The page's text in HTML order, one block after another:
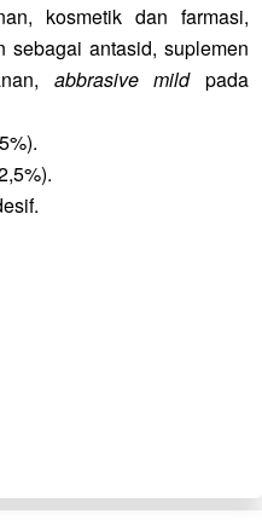
, kosmetik dan farmasi,
sebagai antasid, suplemen
abbrasive mildpada